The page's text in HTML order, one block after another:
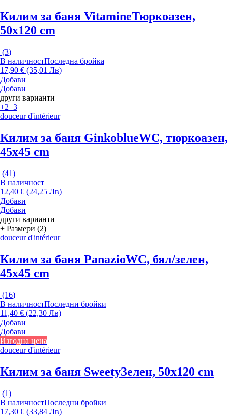
Килим за баня VitamineТюркоазен,
50x120 cm
(3)
В наличностПоследна бройка
17,90 € (35,01 Лв)
Добави
Добави
други варианти
+2+3
douceur d'intérieur
Килим за баня GinkoblueWC, тюркоазен,
45x45 cm
(41)
В наличност
12,40 € (24,25 Лв)
Добави
Добави
други варианти
+ Размери (2)
douceur d'intérieur
Килим за баня PanazioWC, бял/зелен,
45x45 cm
(16)
В наличностПоследни бройки
11,40 € (22,30 Лв)
Добави
Добави
Изгодна цена
douceur d'intérieur
Килим за баня SweetyЗелен, 50x120 cm
(1)
В наличностПоследни бройки
17,30 € (33,84 Лв)